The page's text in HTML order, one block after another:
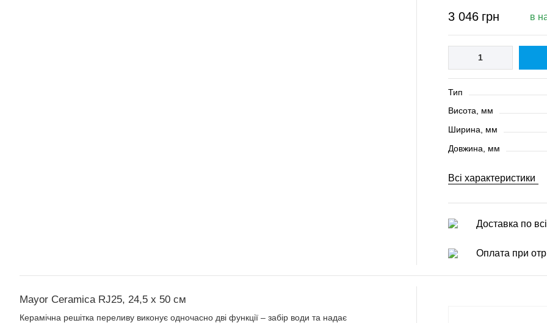
3 046 грн в
Тип
Висота, мм
Ширина, мм
Довжина, мм
Всі характеристики
Доставка по
Оплата при
Mayor Ceramica RJ25, 24,5 х 50 см
Керамічна решітка переливу виконує одночасно дві функції – забір води та надає